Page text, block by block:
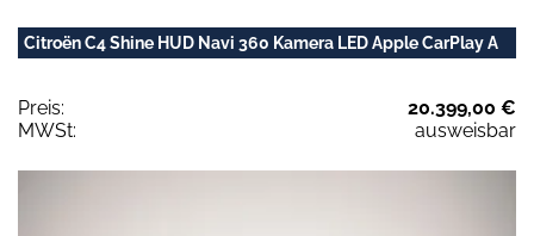
Citroën C4 Shine HUD Navi 360 Kamera LED Apple CarPlay A
Preis:
20.399,00 €
MWSt:
ausweisbar